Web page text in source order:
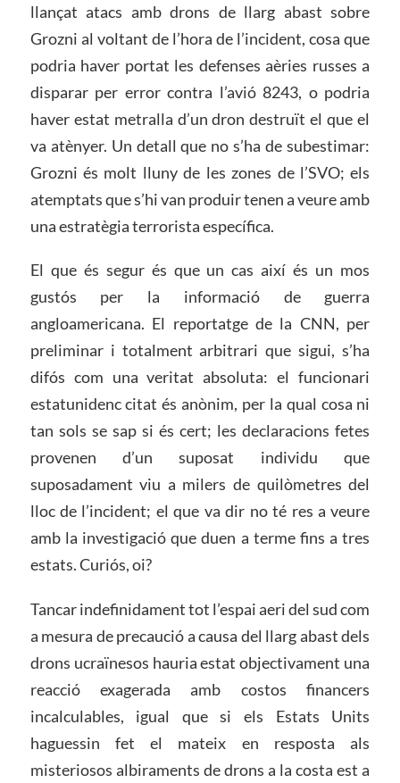
llançat atacs amb drons de llarg abast sobre
Grozni al voltant de l’hora de l’incident, cosa que
podria haver portat les defenses aèries russes a
disparar per error contra l’avió 8243, o podria
haver estat metralla d’un dron destruït el que el
va atènyer. Un detall que no s’ha de subestimar:
Grozni és molt lluny de les zones de l’SVO; els
atemptats que s’hi van produir tenen a veure amb
una estratègia terrorista específica.
El que és segur és que un cas així és un mos
gustós per la informació de guerra
angloamericana. El reportatge de la CNN, per
preliminar i totalment arbitrari que sigui, s’ha
difós com una veritat absoluta: el funcionari
estatunidenc citat és anònim, per la qual cosa ni
tan sols se sap si és cert; les declaracions fetes
provenen d’un suposat individu que
suposadament viu a milers de quilòmetres del
lloc de l’incident; el que va dir no té res a veure
amb la investigació que duen a terme fins a tres
estats. Curiós, oi?
Tancar indefinidament tot l’espai aeri del sud com
a mesura de precaució a causa del llarg abast dels
drons ucraïnesos hauria estat objectivament una
reacció exagerada amb costos financers
incalculables, igual que si els Estats Units
haguessin fet el mateix en resposta als
misteriosos albiraments de drons a la costa est a